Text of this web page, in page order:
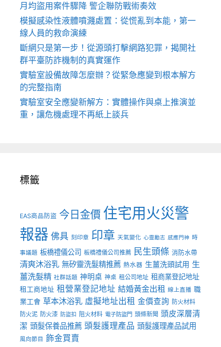
月均盜用案件驟降 警企聯防戰術奏效
模擬感染性液體噴濺處置：從慌亂到本能，第一
線人員的救命演練
斷網只是第一步！從源頭打擊網路犯罪，揭開社
群平臺防詐機制的真實運作
實驗室設備故障怎麼辦？從緊急應變到根本解方
的完整指南
實驗室安全應變新解方：實體操作與桌上推演並
重，讓危機處理不再紙上談兵
標籤
EAS商品防盜 今日金價 住宅用火災警
報器 佛具 刻印章 印章 天氣變化 心靈勵志 感應門神 時
事議題 板橋禮儀公司 板橋禮儀公司推薦 民生頭條 消防水帶
清爽沐浴乳 無矽靈洗髮精推薦 熱水器 生薑洗頭試用 生
薑洗髮精 社群話題 神明桌 神桌 租公司地址 租商業登記地址
租工商地址 租營業登記地址 結婚黃金出租 線上直播 職
業工會 草本沐浴乳 虛擬地址出租 金價查詢 防火材料
防火泥 防火漆 防盜扣 阻火材料 電子防盜門 頭條新聞 頭皮深層清
潔 頭髮保養品推薦 頭髮護理產品 頭髮護理產品試用
風向節目 飾金買賣